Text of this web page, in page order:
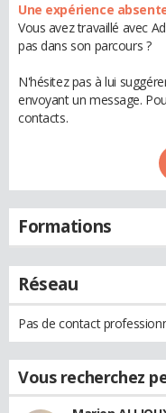
Une expérience
Vous avez travaillé avec
pas dans son parcours ?
N'hésitez pas à lui
envoyant un message.
contacts.
Formations
Réseau
Pas de contact
Vous recherchez